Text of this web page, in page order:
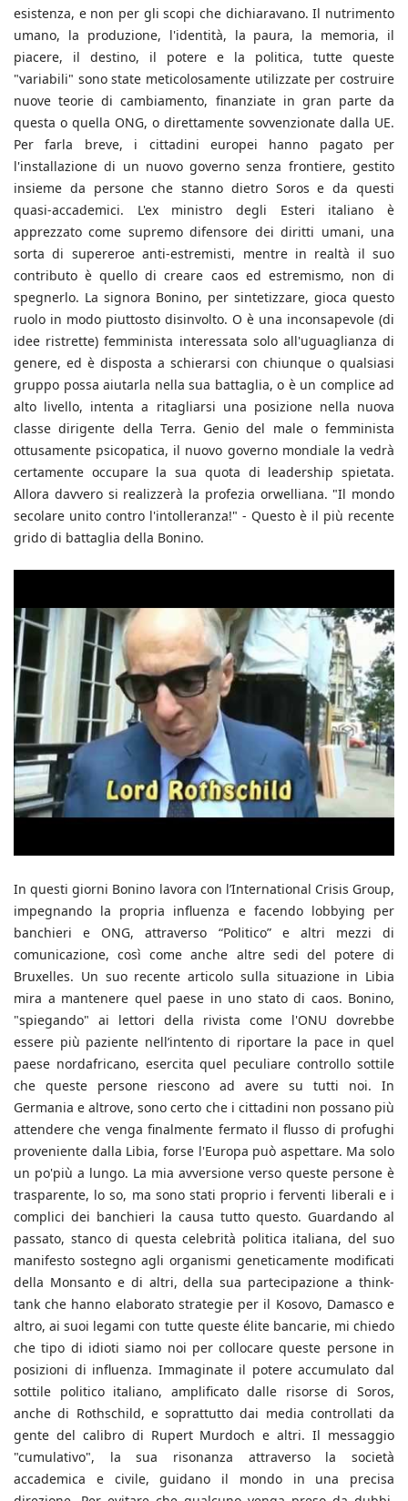
esistenza, e non per gli scopi che dichiaravano. Il nutrimento
umano, la produzione, l'identità, la paura, la memoria, il
piacere, il destino, il potere e la politica, tutte queste
"variabili" sono state meticolosamente utilizzate per costruire
nuove teorie di cambiamento, finanziate in gran parte da
questa o quella ONG, o direttamente sovvenzionate dalla UE.
Per farla breve, i cittadini europei hanno pagato per
l'installazione di un nuovo governo senza frontiere, gestito
insieme da persone che stanno dietro Soros e da questi
quasi-accademici. L'ex ministro degli Esteri italiano è
apprezzato come supremo difensore dei diritti umani, una
sorta di supereroe anti-estremisti, mentre in realtà il suo
contributo è quello di creare caos ed estremismo, non di
spegnerlo. La signora Bonino, per sintetizzare, gioca questo
ruolo in modo piuttosto disinvolto. O è una inconsapevole (di
idee ristrette) femminista interessata solo all'uguaglianza di
genere, ed è disposta a schierarsi con chiunque o qualsiasi
gruppo possa aiutarla nella sua battaglia, o è un complice ad
alto livello, intenta a ritagliarsi una posizione nella nuova
classe dirigente della Terra. Genio del male o femminista
ottusamente psicopatica, il nuovo governo mondiale la vedrà
certamente occupare la sua quota di leadership spietata.
Allora davvero si realizzerà la profezia orwelliana. "Il mondo
secolare unito contro l'intolleranza!" - Questo è il più recente
grido di battaglia della Bonino.
In questi giorni Bonino lavora con l’International Crisis Group,
impegnando la propria influenza e facendo lobbying per
banchieri e ONG, attraverso “Politico” e altri mezzi di
comunicazione, così come anche altre sedi del potere di
Bruxelles. Un suo recente articolo sulla situazione in Libia
mira a mantenere quel paese in uno stato di caos. Bonino,
"spiegando" ai lettori della rivista come l'ONU dovrebbe
essere più paziente nell’intento di riportare la pace in quel
paese nordafricano, esercita quel peculiare controllo sottile
che queste persone riescono ad avere su tutti noi. In
Germania e altrove, sono certo che i cittadini non possano più
attendere che venga finalmente fermato il flusso di profughi
proveniente dalla Libia, forse l'Europa può aspettare. Ma solo
un po'più a lungo. La mia avversione verso queste persone è
trasparente, lo so, ma sono stati proprio i ferventi liberali e i
complici dei banchieri la causa tutto questo. Guardando al
passato, stanco di questa celebrità politica italiana, del suo
manifesto sostegno agli organismi geneticamente modificati
della Monsanto e di altri, della sua partecipazione a think-
tank che hanno elaborato strategie per il Kosovo, Damasco e
altro, ai suoi legami con tutte queste élite bancarie, mi chiedo
che tipo di idioti siamo noi per collocare queste persone in
posizioni di influenza. Immaginate il potere accumulato dal
sottile politico italiano, amplificato dalle risorse di Soros,
anche di Rothschild, e soprattutto dai media controllati da
gente del calibro di Rupert Murdoch e altri. Il messaggio
"cumulativo", la sua risonanza attraverso la società
accademica e civile, guidano il mondo in una precisa